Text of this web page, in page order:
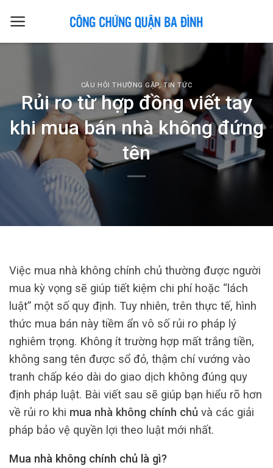
CÂU HỎI THƯỜNG GẶP,TIN TỨC
Rủi ro từ hợp đồng viết tay
khi mua bán nhà không đứng
tên
Việc mua nhà không chính chủ thường được người
mua kỳ vọng sẽ giúp tiết kiệm chi phí hoặc “lách
luật” một số quy định. Tuy nhiên, trên thực tế, hình
thức mua bán này tiềm ẩn vô số rủi ro pháp lý
nghiêm trọng. Không ít trường hợp mất trắng tiền,
không sang tên được sổ đỏ, thậm chí vướng vào
tranh chấp kéo dài do giao dịch không đúng quy
định pháp luật. Bài viết sau sẽ giúp bạn hiểu rõ hơn
về rủi ro khi mua nhà không chính chủ và các giải
pháp bảo vệ quyền lợi theo luật mới nhất.
Mua nhà không chính chủ là gì?